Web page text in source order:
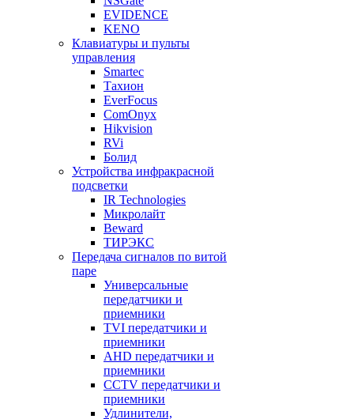
EVIDENCE
KENO
Клавиатуры и пульты
управления
Smartec
Тахион
EverFocus
ComOnyx
Hikvision
RVi
Болид
Устройства инфракрасной
подсветки
IR Technologies
Микролайт
Beward
ТИРЭКС
Передача сигналов по витой
паре
Универсальные
передатчики и
приемники
TVI передатчики и
приемники
AHD передатчики и
приемники
CCTV передатчики и
приемники
Удлинители,